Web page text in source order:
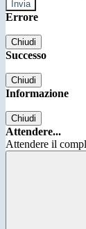
Errore
Chiudi
Successo
Chiudi
Informazione
Chiudi
Attendere...
Attendere il